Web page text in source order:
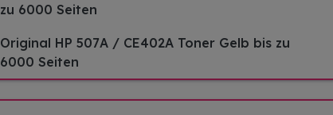
zu 6000 Seiten
Original HP 507A / CE402A Toner Gelb bis zu
6000 Seiten